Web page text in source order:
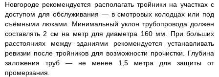
Новгороде рекомендуется располагать тройники на участках с
доступом для обслуживания — в смотровых колодцах или под
съёмными люками. Минимальный уклон трубопровода должен
составлять 2 см на метр для диаметра 160 мм. При больших
расстояниях между зданиями рекомендуется устанавливать
ревизии после тройников для возможности прочистки. Глубина
заложения труб — не менее 1,5 метра для защиты от
промерзания.